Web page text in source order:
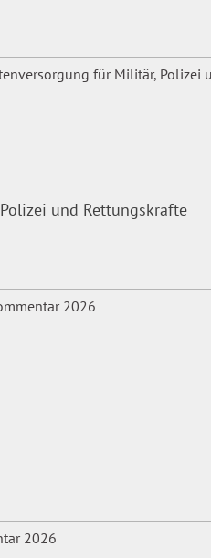
und Rettungskräfte